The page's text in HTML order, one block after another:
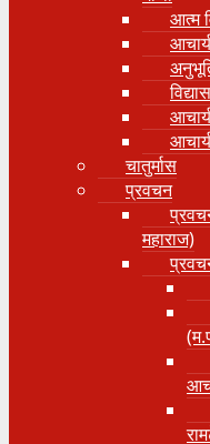
आत्म
चातुर्मास
प्रवचन
महाराज)